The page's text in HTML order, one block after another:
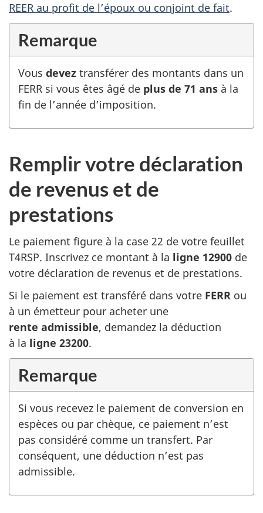
REER au profit de l’époux ou conjoint de fait.
Remarque
Vous devez transférer des montants dans un
FERR si vous êtes âgé de plus de 71 ans à la
fin de l’année d’imposition.
Remplir votre déclaration
de revenus et de
prestations
Le paiement figure à la case 22 de votre feuillet
T4RSP. Inscrivez ce montant à la ligne 12900 de
votre déclaration de revenus et de prestations.
Si le paiement est transféré dans votre FERR ou
à un émetteur pour acheter une
rente admissible, demandez la déduction
à la ligne 23200.
Remarque
Si vous recevez le paiement de conversion en
espèces ou par chèque, ce paiement n’est
pas considéré comme un transfert. Par
conséquent, une déduction n’est pas
admissible.